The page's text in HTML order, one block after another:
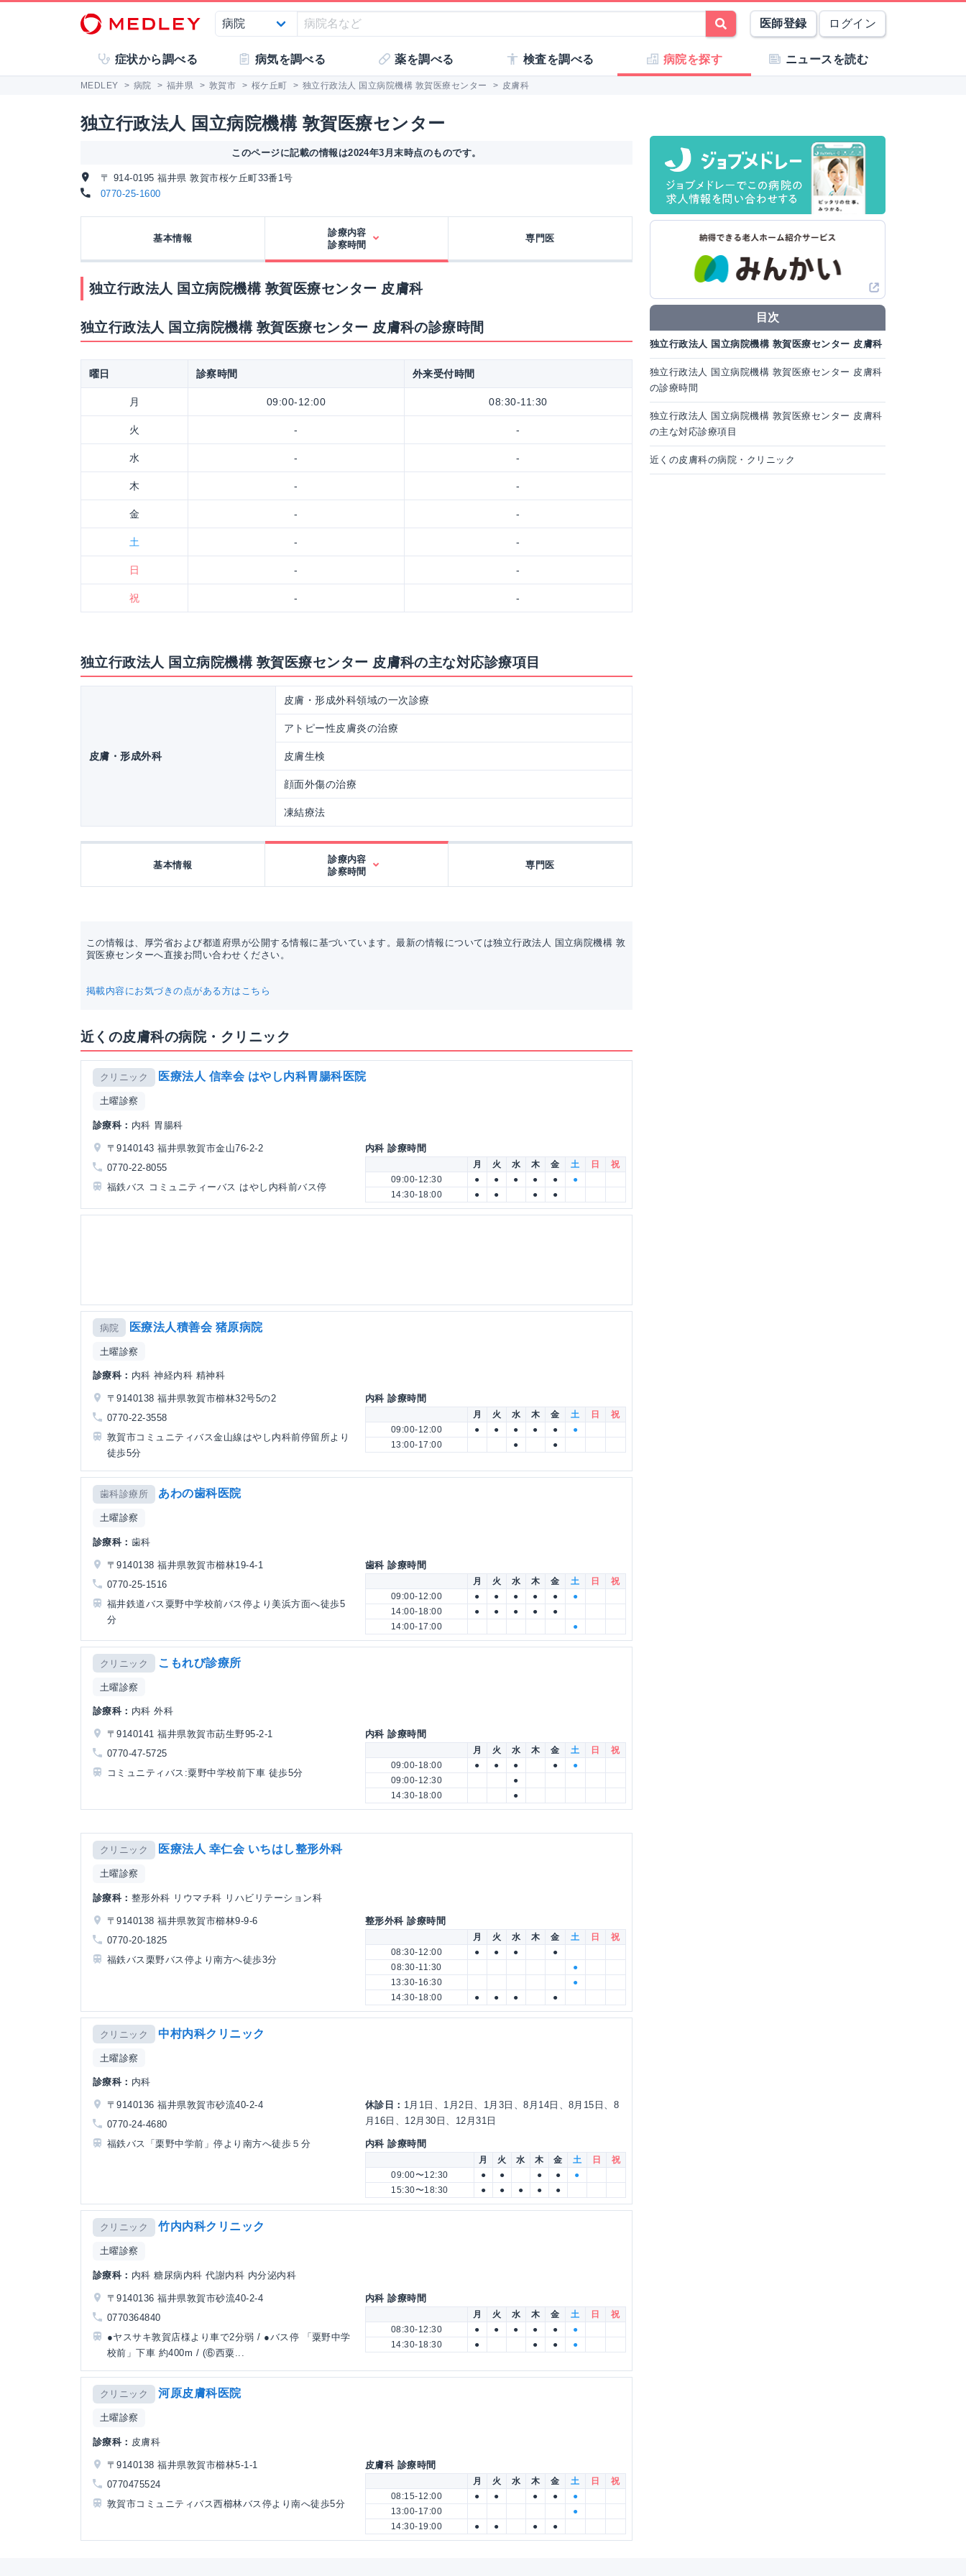
医師登録 ログイン
症状から調べる 病気を調べる 薬を調べる 検査を調べる 病院を探す ニュースを読む
MEDLEY > 病院 > 福井県 > 敦賀市 > 桜ケ丘町 > 独立行政法人 国立病院機構 敦賀医療センター > 皮膚科
独立行政法人 国立病院機構 敦賀医療センター
このページに記載の情報は2024年3月末時点のものです。
〒 914-0195 福井県 敦賀市桜ケ丘町33番1号
0770-25-1600
基本情報
診療内容
診察時間
専門医
独立行政法人 国立病院機構 敦賀医療センター 皮膚科
独立行政法人 国立病院機構 敦賀医療センター 皮膚科の診療時間
曜日 診察時間 外来受付時間
月 09:00-12:00 08:30-11:30
火 - -
水 - -
木 - -
金 - -
土 - -
日 - -
祝 - -
独立行政法人 国立病院機構 敦賀医療センター 皮膚科の主な対応診療項目
皮膚・形成外科
皮膚・形成外科領域の一次診療
アトピー性皮膚炎の治療
皮膚生検
顔面外傷の治療
凍結療法
基本情報
診療内容
診察時間
専門医
この情報は、厚労省および都道府県が公開する情報に基づいています。最新の情報については独立行政法人 国立病院機構 敦
賀医療センターへ直接お問い合わせください。
掲載内容にお気づきの点がある方はこちら
近くの皮膚科の病院・クリニック
クリニック 医療法人 信幸会 はやし内科胃腸科医院
土曜診察
診療科： 内科 胃腸科
〒9140143 福井県敦賀市金山76-2-2
0770-22-8055
福鉄バス コミュニティーバス はやし内科前バス停
内科 診療時間
月 火 水 木 金 土 日
祝
09:00-12:30
● ● ● ● ●
●
14:30-18:00
● ● ● ●
病院 医療法人積善会 猪原病院
土曜診察
診療科： 内科 神経内科 精神科
〒9140138 福井県敦賀市櫛林32号5の2
0770-22-3558
敦賀市コミュニティバス金山線はやし内科前停留所より
徒歩5分
内科 診療時間
月 火 水 木 金 土 日
祝
09:00-12:00
● ● ● ● ●
●
13:00-17:00
● ●
歯科診療所 あわの歯科医院
土曜診察
診療科： 歯科
〒9140138 福井県敦賀市櫛林19-4-1
0770-25-1516
福井鉄道バス粟野中学校前バス停より美浜方面へ徒歩5
分
歯科 診療時間
月 火 水 木 金 土 日
祝
09:00-12:00
● ● ● ● ●
●
14:00-18:00
● ● ● ●
●
14:00-17:00
●
クリニック こもれび診療所
土曜診察
診療科： 内科 外科
〒9140141 福井県敦賀市莇生野95-2-1
0770-47-5725
コミュニティバス:粟野中学校前下車 徒歩5分
内科 診療時間
月 火 水 木 金 土 日
祝
09:00-18:00
● ● ● ●
●
09:00-12:30
●
14:30-18:00
●
クリニック 医療法人 幸仁会 いちはし整形外科
土曜診察
診療科： 整形外科 リウマチ科 リハビリテーション科
〒9140138 福井県敦賀市櫛林9-9-6
0770-20-1825
福鉄バス栗野バス停より南方へ徒歩3分
整形外科 診療時間
月 火 水 木 金 土 日
祝
08:30-12:00
● ● ●
●
08:30-11:30
●
13:30-16:30
●
14:30-18:00
● ● ● ●
クリニック 中村内科クリニック
土曜診察
診療科： 内科
〒9140136 福井県敦賀市砂流40-2-4
0770-24-4680
福鉄バス「栗野中学前」停より南方へ徒歩５分
休診日： 1月1日、1月2日、1月3日、8月14日、8月15日、8
月16日、12月30日、12月31日
内科 診療時間
月 火 水 木 金 土 日
祝
09:00〜12:30
● ● ● ●
●
15:30〜18:30
● ● ● ● ●
クリニック 竹内内科クリニック
土曜診察
診療科： 内科 糖尿病内科 代謝内科 内分泌内科
〒9140136 福井県敦賀市砂流40-2-4
0770364840
●ヤスサキ敦賀店様より車で2分弱 / ●バス停 「粟野中学
校前」下車 約400m / (⑥西粟...
内科 診療時間
月 火 水 木 金 土 日
祝
08:30-12:30
● ● ● ● ●
●
14:30-18:30
● ● ● ●
クリニック 河原皮膚科医院
土曜診察
診療科： 皮膚科
〒9140138 福井県敦賀市櫛林5-1-1
0770475524
敦賀市コミュニティバス西櫛林バス停より南へ徒歩5分
皮膚科 診療時間
月 火 水 木 金 土 日
祝
08:15-12:00
● ● ● ●
●
13:00-17:00
●
14:30-19:00
● ● ● ●
目次
独立行政法人 国立病院機構 敦賀医療センター 皮膚科
独立行政法人 国立病院機構 敦賀医療センター 皮膚科
の診療時間
独立行政法人 国立病院機構 敦賀医療センター 皮膚科
の主な対応診療項目
近くの皮膚科の病院・クリニック